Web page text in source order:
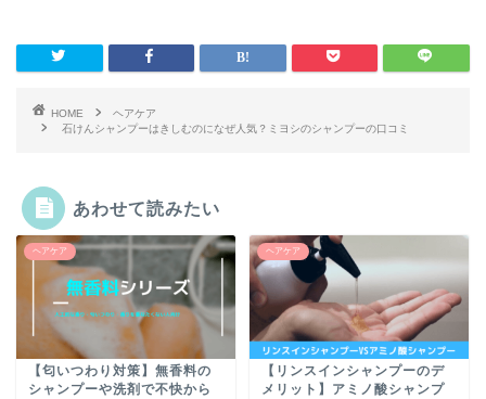
HOME
ヘアケア
石けんシャンプーはきしむのになぜ人気？ミヨシのシャンプーの口コミ
あわせて読みたい
ヘアケア
【匂いつわり対策】無香料の
シャンプーや洗剤で不快から
ヘアケア
【リンスインシャンプーのデ
メリット】アミノ酸シャンプ